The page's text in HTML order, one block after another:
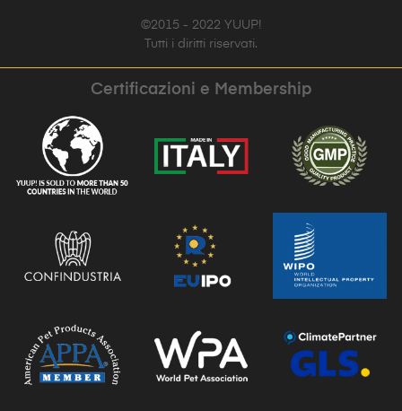
©2015 - 2022 YUUP!
Tutti i diritti riservati.
Certificazioni e Membership